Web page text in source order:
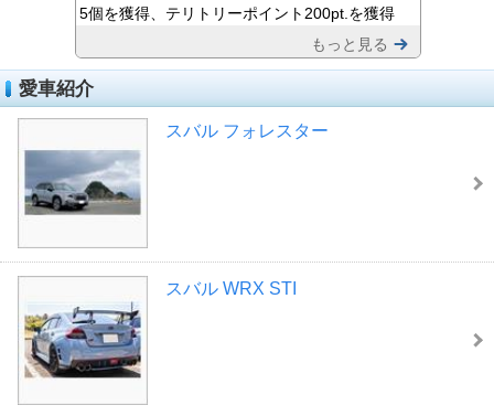
5個を獲得、テリトリーポイント200pt.を獲得
もっと見る
愛車紹介
スバル フォレスター
スバル WRX STI